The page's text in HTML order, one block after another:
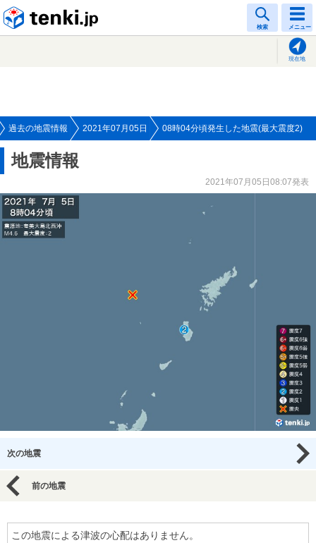
検索 メニュー
現在地
過去の地震情報 2021年07月05日 08時04分頃発生した地震(最大震度2)
地震情報
2021年07月05日08:07発表
次の地震
前の地震
この地震による津波の心配はありません。